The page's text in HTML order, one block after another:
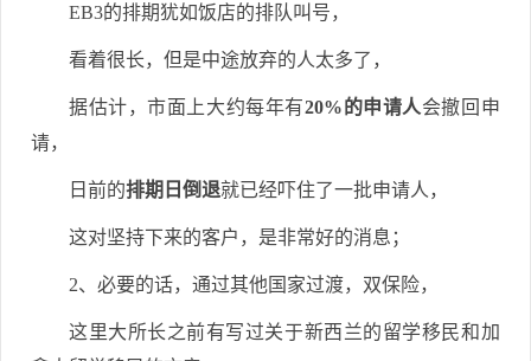
EB3的排期犹如饭店的排队叫号，
看着很长，但是中途放弃的人太多了，
据估计，市面上大约每年有20%的申请人会撤回申
请，
日前的排期日倒退就已经吓住了一批申请人，
这对坚持下来的客户，是非常好的消息；
2、必要的话，通过其他国家过渡，双保险，
这里大所长之前有写过关于新西兰的留学移民和加